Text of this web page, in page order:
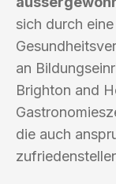
sich durch
an
Brighton and
die auch